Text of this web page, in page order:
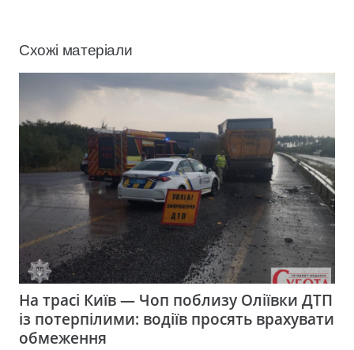
Схожі матеріали
На трасі Київ — Чоп поблизу Оліївки ДТП
із потерпілими: водіїв просять врахувати
обмеження